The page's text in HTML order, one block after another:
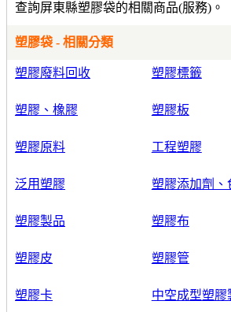
查詢屏東縣塑膠袋的相關商品(服務)。
塑膠袋 - 相關分類
塑膠廢料回收 塑膠標籤
塑膠、橡膠 塑膠板
塑膠原料 工程塑膠
泛用塑膠 塑膠添加劑、
塑膠製品 塑膠布
塑膠皮 塑膠管
塑膠卡 中空成型塑膠